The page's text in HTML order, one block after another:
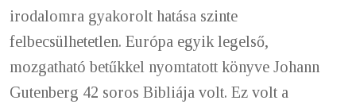
irodalomra gyakorolt hatása szinte
felbecsülhetetlen. Európa egyik legelső,
mozgatható betűkkel nyomtatott könyve Johann
Gutenberg 42 soros Bibliája volt. Ez volt a